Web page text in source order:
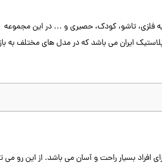
فلزی، تاشو، کودک، حصیری و … در این مجموعه
ایران می باشد که در مدل های مختلف به
افراد بسیار راحت و آسان می باشد. از این رو می